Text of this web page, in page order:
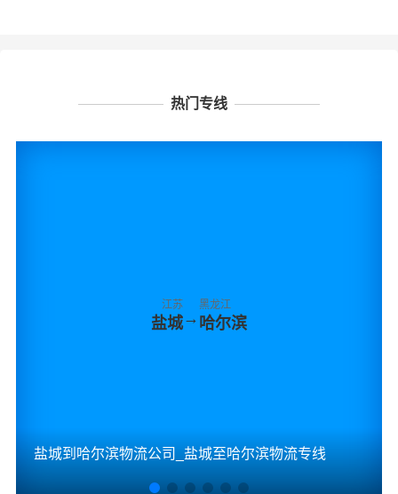
热门专线
江苏
盐城→
黑龙江
哈尔滨
盐城到哈尔滨物流公司_盐城至哈尔滨物流专线